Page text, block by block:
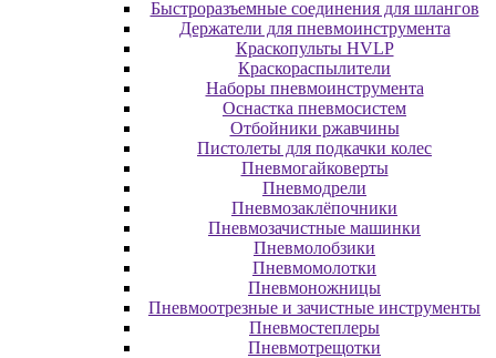
Быстроразъемные соединения для шлангов
Держатели для пневмоинструмента
Краскопульты HVLP
Краскораспылители
Наборы пневмоинструмента
Оснастка пневмосистем
Отбойники ржавчины
Пистолеты для подкачки колес
Пневмогайковерты
Пневмодрели
Пневмозаклёпочники
Пневмозачистные машинки
Пневмолобзики
Пневмомолотки
Пневмоножницы
Пневмоотрезные и зачистные инструменты
Пневмостеплеры
Пневмотрещотки